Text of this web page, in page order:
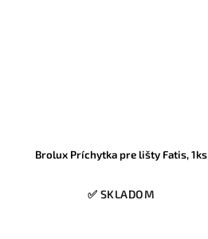
Brolux Príchytka pre lišty Fatis, 1ks
✅ SKLADOM